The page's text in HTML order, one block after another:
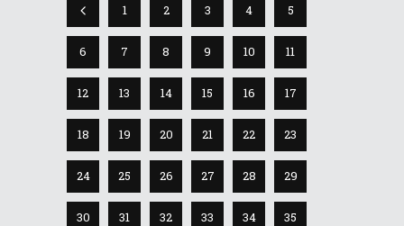
1 2 3 4 5
6 7 8 9 10 11
12 13 14 15 16 17
18 19 20 21 22 23
24 25 26 27 28 29
30 31 32 33 34 35